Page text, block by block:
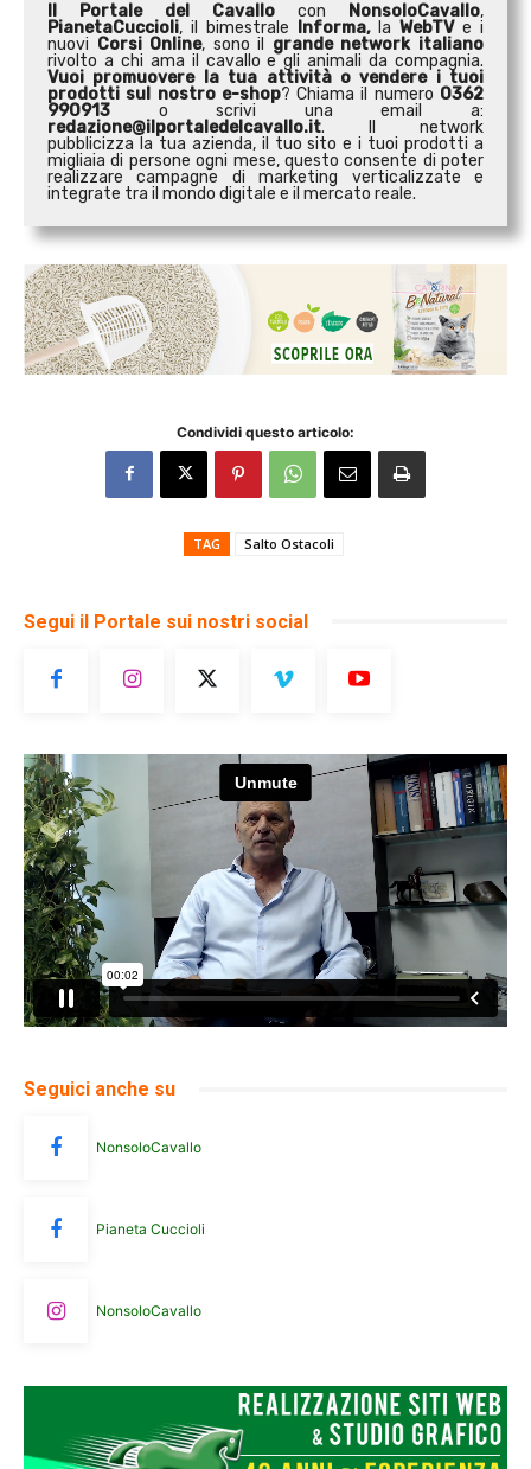
Il Portale del Cavallo con NonsoloCavallo,
PianetaCuccioli, il bimestrale Informa,laWebTVe i
nuovi Corsi Online, sono il grande network italiano
rivolto a chi ama il cavallo e gli animali da compagnia.
Vuoi promuovere la tua attività ovendere i tuoi
prodotti sul nostro e-shop? Chiama il numero 0362
990913 o scrivi una email a:
redazione@ilportaledelcavallo.it. Il network
pubblicizza la tua azienda, il tuo sito e i tuoi prodotti a
migliaia di persone ogni mese, questo consente di poter
realizzare campagne di marketing verticalizzate e
integrate tra il mondo digitale e il mercato reale.
Condividi questo articolo:
TAG Salto Ostacoli
Segui il Portale sui nostri social
Seguici anche su
NonsoloCavallo
Pianeta Cuccioli
NonsoloCavallo